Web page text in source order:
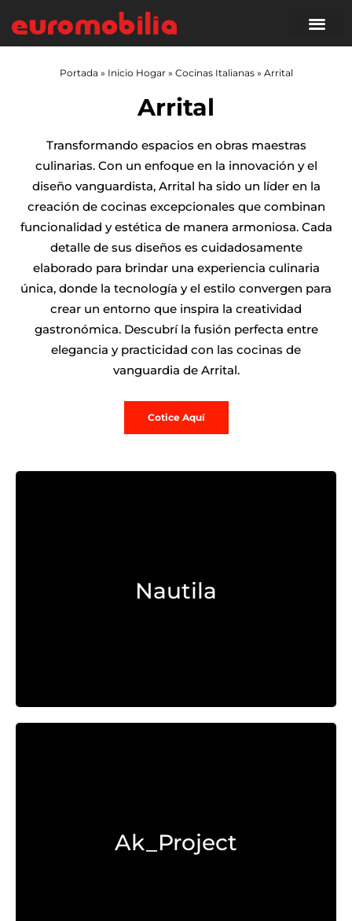
Portada » Inicio Hogar» Cocinas Italianas» Arrital
Arrital
Transformando espacios en obras maestras
culinarias. Con un enfoque en la innovación y el
diseño vanguardista, Arrital ha sido un líder en la
creación de cocinas excepcionales que combinan
funcionalidad y estética de manera armoniosa. Cada
detalle de sus diseños es cuidadosamente
elaborado para brindar una experiencia culinaria
única, donde la tecnología y el estilo convergen para
crear un entorno que inspira la creatividad
gastronómica. Descubrí la fusión perfecta entre
elegancia y practicidad con las cocinas de
vanguardia de Arrital.
Cotice Aquí
Nautila
Explorar >
Ak_Project
Explorar >